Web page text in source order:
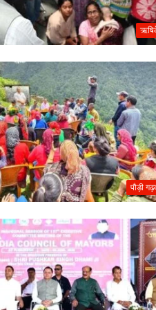
पौड़ी